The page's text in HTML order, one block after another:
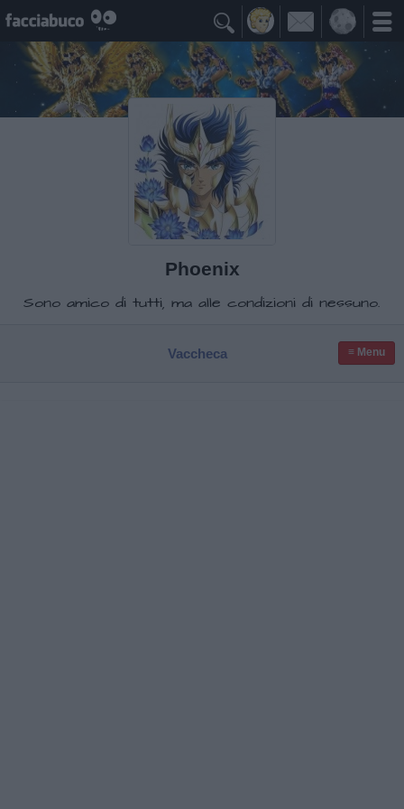

Phoenix
Sono amico di tutti, ma alle condizioni di nessuno.
Vaccheca ≡ Menu